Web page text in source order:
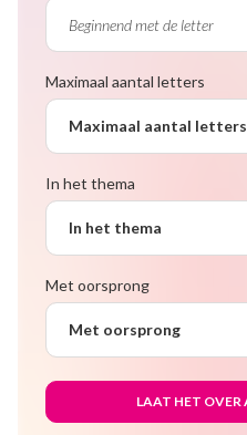
Maximaal aantal letters
Maximaal aantal letters
In het thema
In het thema
Met oorsprong
Met oorsprong